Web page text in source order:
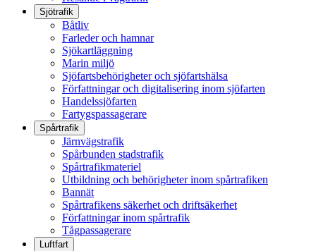
Sjötrafik
Båtliv
Farleder och hamnar
Sjökartläggning
Marin miljö
Sjöfartsbehörigheter och sjöfartshälsa
Författningar och digitalisering inom sjöfarten
Handelssjöfarten
Fartygspassagerare
Spårtrafik
Järnvägstrafik
Spårbunden stadstrafik
Spårtrafikmateriel
Utbildning och behörigheter inom spårtrafiken
Bannät
Spårtrafikens säkerhet och driftsäkerhet
Författningar inom spårtrafik
Tågpassagerare
Luftfart